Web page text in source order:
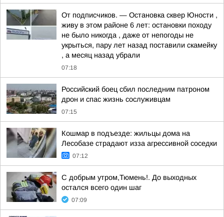
От подписчиков. — Остановка сквер Юности ,
живу в этом районе 6 лет: остановки походу
не было никогда , даже от непогоды не
укрыться, пару лет назад поставили скамейку
, а месяц назад убрали
07:18
Российский боец сбил последним патроном
дрон и спас жизнь сослуживцам
07:15
Кошмар в подъезде: жильцы дома на
Лесобазе страдают изза агрессивной соседки
07:12
С добрым утром,Тюмень!. До выходных
остался всего один шаг
07:09